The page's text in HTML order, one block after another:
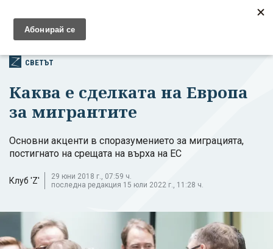
СВЕТЪТ
Каква е сделката на Европа
за мигрантите
Основни акценти в споразумението за миграцията,
постигнато на срещата на върха на ЕС
Клуб 'Z'
29 юни 2018 г., 07:59 ч.
последна редакция 15 юли 2022 г., 11:28 ч.